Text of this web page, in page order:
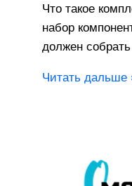
Что такое
набор
должен
Читать дальше